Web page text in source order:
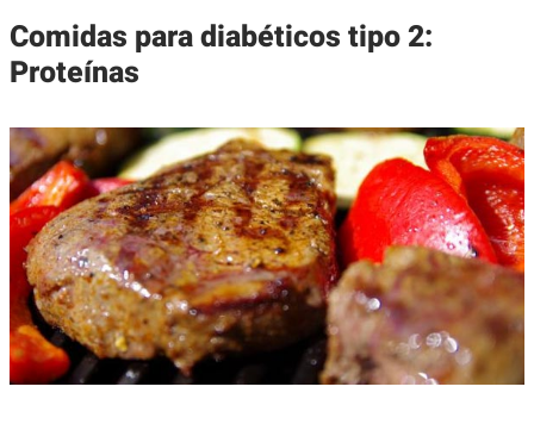
Comidas para diabéticos tipo 2:
Proteínas